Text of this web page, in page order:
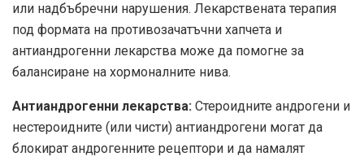
или надбъбречни нарушения. Лекарствената терапия
под формата на противозачатъчни хапчета и
антиандрогенни лекарства може да помогне за
балансиране на хормоналните нива.
Антиандрогенни лекарства: Стероидните андрогени и
нестероидните (или чисти) антиандрогени могат да
блокират андрогенните рецептори и да намалят